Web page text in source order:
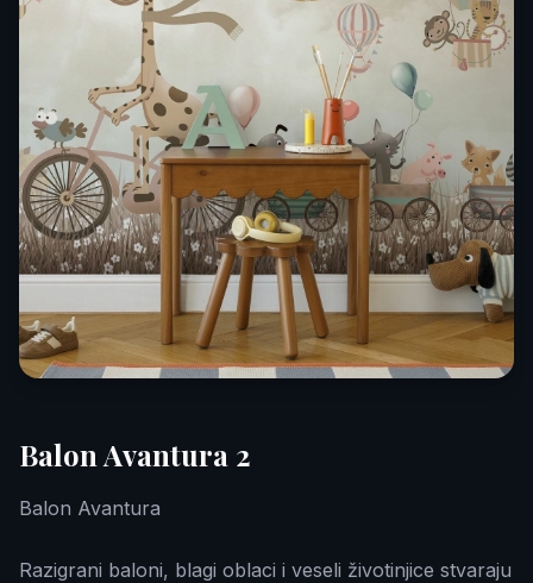
Balon Avantura 2
Balon Avantura
Razigrani baloni, blagi oblaci i veseli životinjice stvaraju